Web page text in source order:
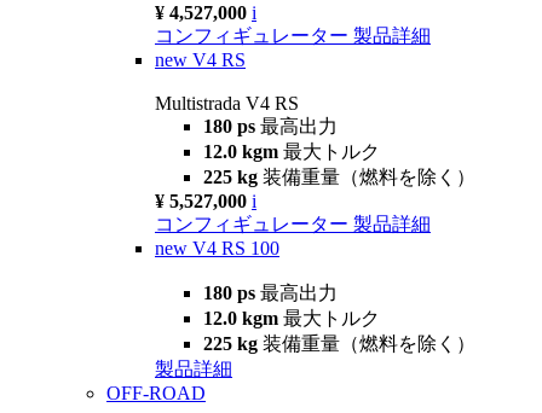
¥ 4,527,000 i
コンフィギュレーター 製品詳細
new V4 RS
Multistrada V4 RS
180 ps 最高出力
12.0 kgm 最大トルク
225 kg 装備重量（燃料を除く）
¥ 5,527,000 i
コンフィギュレーター 製品詳細
new V4 RS 100
180 ps 最高出力
12.0 kgm 最大トルク
225 kg 装備重量（燃料を除く）
製品詳細
OFF-ROAD